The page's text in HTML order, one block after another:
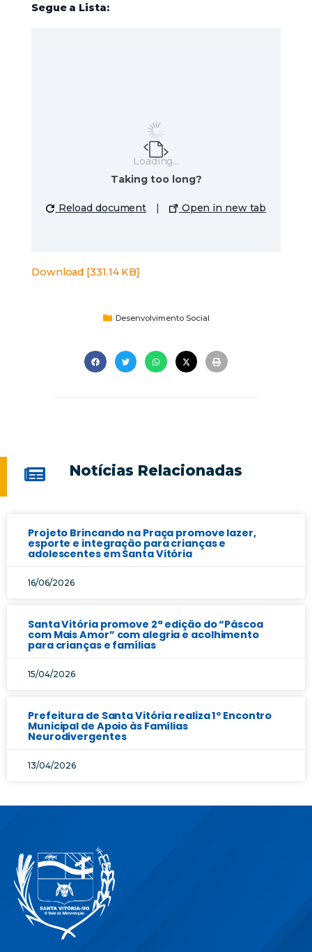
Segue a Lista:
Loading...
Taking too long?
Reload document | Open in new tab
Download [331.14 KB]
Desenvolvimento Social
Notícias Relacionadas
Projeto Brincando na Praça promove lazer,
esporte e integração para crianças e
adolescentes em Santa Vitória
16/06/2026
Santa Vitória promove 2ª edição do “Páscoa
com Mais Amor” com alegria e acolhimento
para crianças e famílias
15/04/2026
Prefeitura de Santa Vitória realiza 1º Encontro
Municipal de Apoio às Famílias
Neurodivergentes
13/04/2026